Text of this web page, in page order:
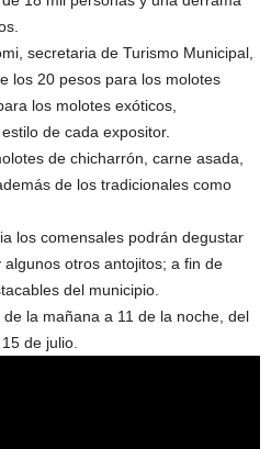
secretaria de Turismo Municipal,
los 20 pesos para los molotes
los molotes exóticos,
de cada expositor.
de chicharrón, carne asada,
de los tradicionales como
los comensales podrán degustar
otros antojitos; a fin de
del municipio.
la mañana a 11 de la noche, del
de julio.